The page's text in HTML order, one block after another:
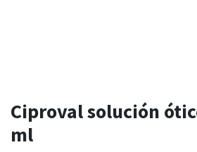
Ciproval solución
ml